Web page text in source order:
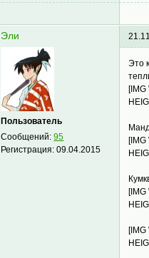
Эли
Пользователь
Сообщений:95
Регистрация:09.04.2015
Это
[IMG
[IMG
[IMG
[IMG